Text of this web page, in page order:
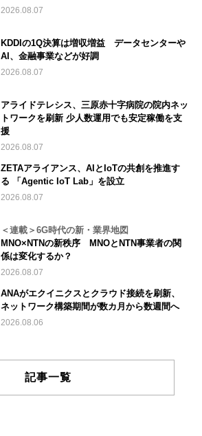
2026.08.07
KDDIの1Q決算は増収増益 データセンターや
AI、金融事業などが好調
2026.08.07
アライドテレシス、三原赤十字病院の院内ネッ
トワークを刷新 少人数運用でも安定稼働を支
援
2026.08.07
ZETAアライアンス、AIとIoTの共創を推進す
る 「Agentic IoT Lab」を設立
2026.08.07
＜連載＞6G時代の新・業界地図
MNO×NTNの新秩序 MNOとNTN事業者の関
係は変化するか？
2026.08.07
ANAがエクイニクスとクラウド接続を刷新、
ネットワーク構築期間が数カ月から数週間へ
2026.08.06
記事一覧